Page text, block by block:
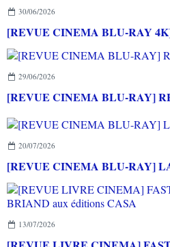
30/06/2026
[REVUE CINEMA BLU-RAY
29/06/2026
[REVUE CINEMA BLU-RAY]
20/07/2026
[REVUE CINEMA BLU-RAY]
13/07/2026